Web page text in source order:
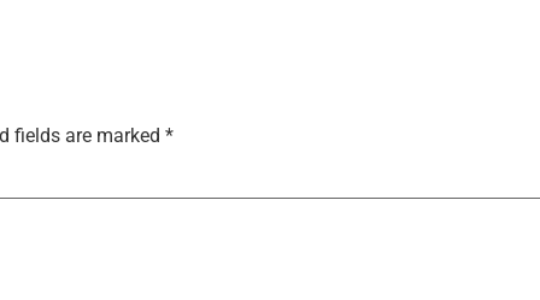
fields are marked *